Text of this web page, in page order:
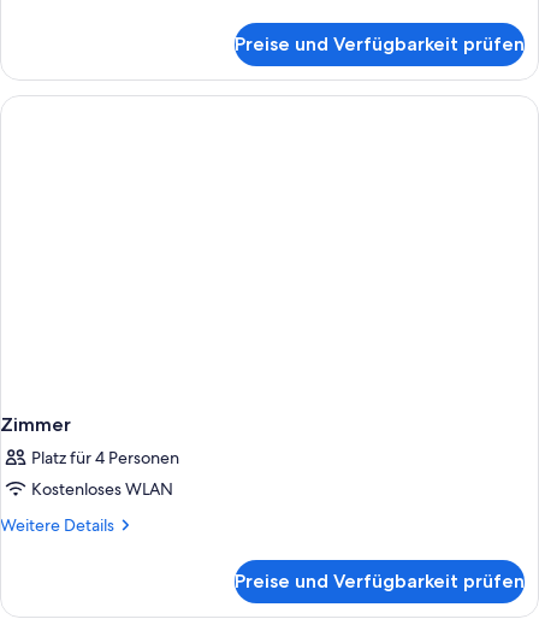
1 King-
Bett,
barrierefrei,
Preise und Verfügbarkeit prüfen
Zimmer
Platz für 4 Personen
Kostenloses WLAN
Weitere Details
Weitere
Preise und Verfügbarkeit prüfen